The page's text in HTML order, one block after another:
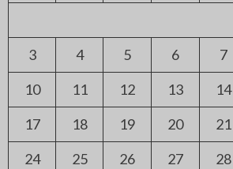
3
4 5 6 7
10
11 12 13 14
17
18 19 20 21
24
25 26 27 28